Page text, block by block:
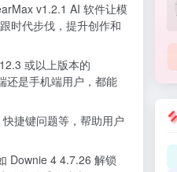
v1.2.1 AI 软件让模
时代步伐，提升创作和
或以上版本的
还是手机端用户，都能
捷键问题等，帮助用户
Downie 4 4.7.26 解锁